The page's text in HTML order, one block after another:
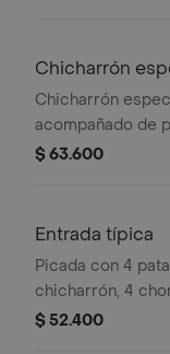
Chicharrón
Chicharrón
acompañado de
aguacate, cebolla
$ 63.600
Entrada típica
Picada con 4
chicharrón, 4
4 patacones y 4
$ 52.400